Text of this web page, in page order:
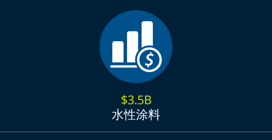
$3.5B
水性涂料